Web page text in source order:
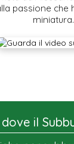
passione che
miniatura.
dove il